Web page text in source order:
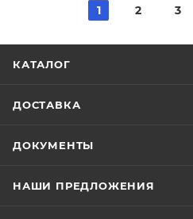
1 2 3
КАТАЛОГ
ДОСТАВКА
ДОКУМЕНТЫ
НАШИ ПРЕДЛОЖЕНИЯ